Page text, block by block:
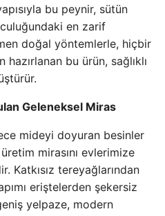
bu peynir, sütün
en zarif
doğal yöntemlerle, hiçbir
bu ürün, sağlıklı
Geleneksel Miras
mideyi doyuran besinler
mirasını evlerimize
Katkısız tereyağlarından
eriştelerden şekersiz
yelpaze, modern